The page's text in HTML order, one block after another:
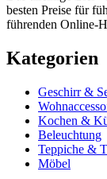
besten Preise für
führenden Online-
Kategorien
Geschirr &
Kochen &
Beleuchtung
Teppiche &
Möbel